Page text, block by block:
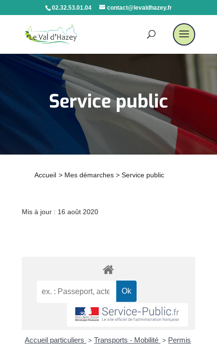
02.32.53.01.04 contact@levaldhazey.fr
Service public
Accueil > Mes démarches > Service public
Mis à jour : 16 août 2020
Accueil particuliers > Transports - Mobilité > Permis